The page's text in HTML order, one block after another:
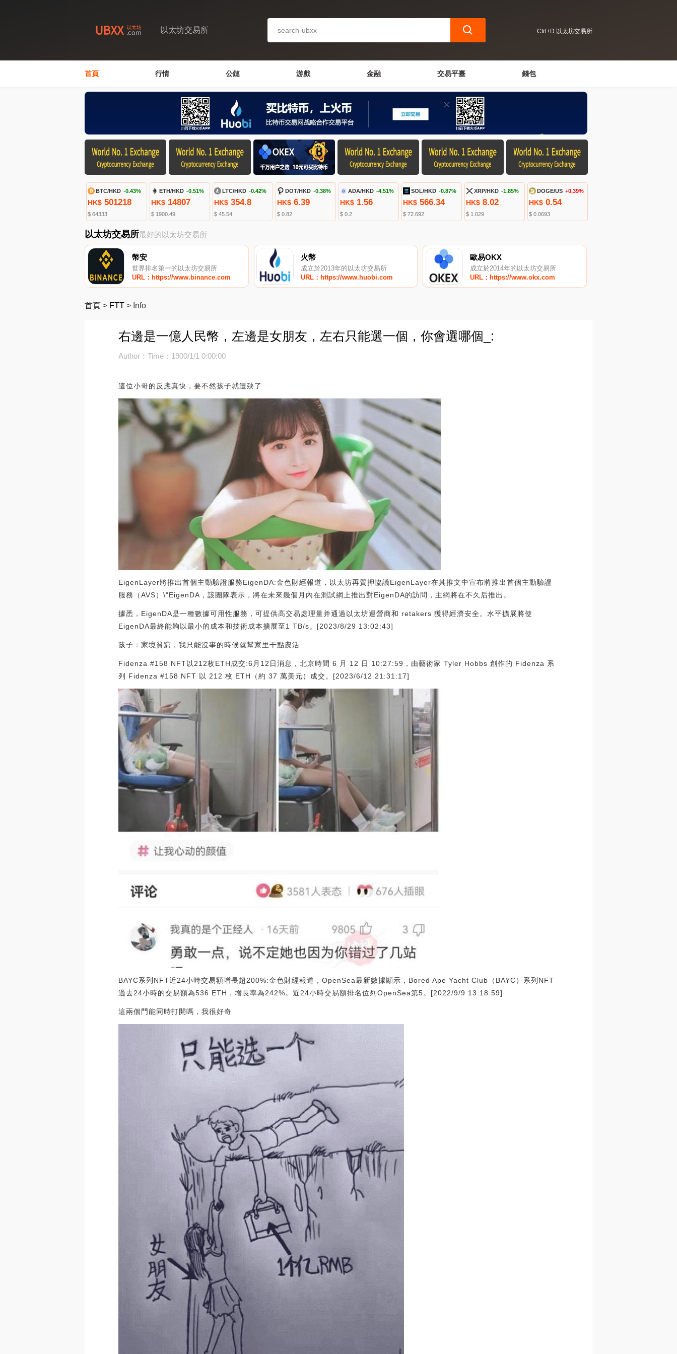
以太坊交易所 Ctrl+D 以太坊交易所
首頁 行情 公鏈 游戲 金融 交易平臺 錢包
BTC/HKD -0.43%
HK$ 501218
$ 64333
ETH/HKD -0.51%
HK$14807
$ 1900.49
LTC/HKD -0.42%
HK$354.8
$ 45.54
DOT/HKD -0.38%
HK$6.39
$ 0.82
ADA/HKD -4.51%
HK$1.56
$ 0.2
SOL/HKD -0.87%
HK$ 566.34
$ 72.692
XRP/HKD -1.85%
HK$ 8.02
$ 1.029
DOGE/US +0.39%
HK$ 0.54
$ 0.0693
以太坊交易所最好的以太坊交易所
幣安
世界排名第一的以太坊交易所
URL：https://www.binance.com
火幣
成立於2013年的以太坊交易所
URL：https://www.huobi.com
歐易OKX
成立於2014年的以太坊交易所
URL：https://www.okx.com
首頁 > FTT > Info
右邊是一億人民幣，左邊是女朋友，左右只能選一個，你會選哪個_:
Author：Time：1900/1/1 0:00:00
這位小哥的反應真快，要不然孩子就遭殃了
EigenLayer將推出首個主動驗證服務EigenDA:金色財經報道，以太坊再質押協議EigenLayer在其推文中宣布將推出首個主動驗證
服務（AVS）\"EigenDA，該團隊表示，將在未來幾個月內在測試網上推出對EigenDA的訪問，主網將在不久后推出。
據悉，EigenDA是一種數據可用性服務，可提供高交易處理量并通過以太坊運營商和 retakers 獲得經濟安全。水平擴展將使
EigenDA最終能夠以最小的成本和技術成本擴展至1 TB/s。[2023/8/29 13:02:43]
孩子：家境貧窮，我只能沒事的時候就幫家里干點農活
Fidenza #158 NFT以212枚ETH成交:6月12日消息，北京時間 6 月 12 日 10:27:59，由藝術家 Tyler Hobbs 創作的 Fidenza 系
列 Fidenza #158 NFT 以 212 枚 ETH（約 37 萬美元）成交。[2023/6/12 21:31:17]
BAYC系列NFT近24小時交易額增長超200%:金色財經報道，OpenSea最新數據顯示，Bored Ape Yacht Club（BAYC）系列NFT
過去24小時的交易額為536 ETH，增長率為242%。近24小時交易額排名位列OpenSea第5。[2022/9/9 13:18:59]
這兩個門能同時打開嗎，我很好奇